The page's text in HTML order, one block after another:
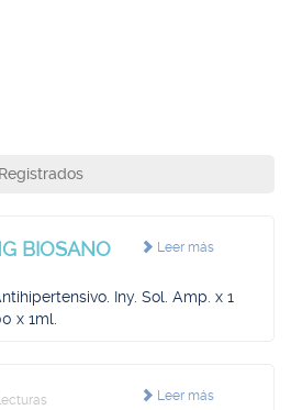
Leer más
BIOSANO
Iny. Sol. Amp. x 1
x 1ml.
Leer más